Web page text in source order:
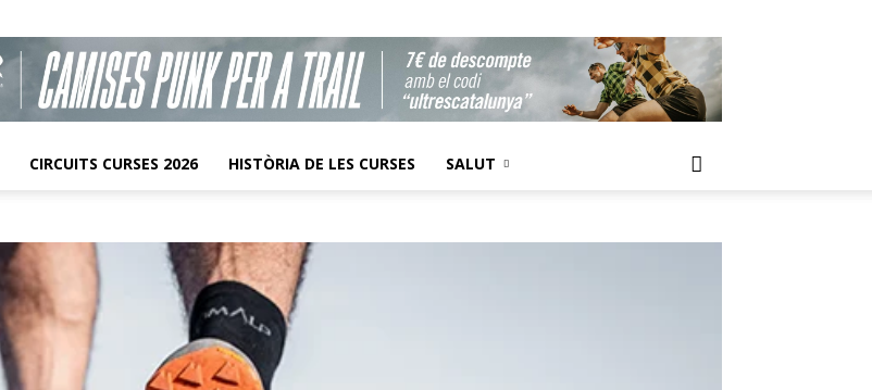
CIRCUITS CURSES 2026 HISTÒRIA DE LES CURSES SALUT